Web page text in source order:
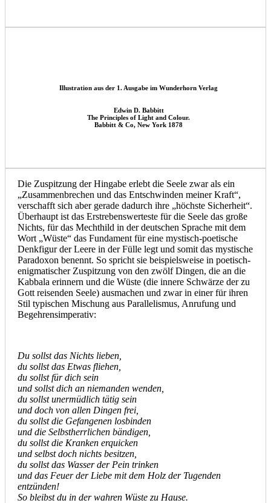
Illustration aus der 1. Ausgabe im Wunderhorn Verlag
Edwin D. Babbitt
The Principles of Light and Colour.
Babbitt & Co, New York 1878
Die Zuspitzung der Hingabe erlebt die Seele zwar als ein
„Zusammenbrechen und das Entschwinden meiner Kraft“,
verschafft sich aber gerade dadurch ihre „höchste Sicherheit“.
Überhaupt ist das Erstrebenswerteste für die Seele das große
Nichts, für das Mechthild in der deutschen Sprache mit dem
Wort „Wüste“ das Fundament für eine mystisch-poetische
Denkfigur der Leere in der Fülle legt und somit das mystische
Paradoxon benennt. So spricht sie beispielsweise in poetisch-
enigmatischer Zuspitzung von den zwölf Dingen, die an die
Kabbala erinnern und die Wüste (die innere Schwärze der zu
Gott reisenden Seele) ausmachen und zwar in einer für ihren
Stil typischen Mischung aus Parallelismus, Anrufung und
Begehrensimperativ:
Du sollst das Nichts lieben,
du sollst das Etwas fliehen,
du sollst für dich sein
und sollst dich an niemanden wenden,
du sollst unermüdlich tätig sein
und doch von allen Dingen frei,
du sollst die Gefangenen losbinden
und die Selbstherrlichen bändigen,
du sollst die Kranken erquicken
und selbst doch nichts besitzen,
du sollst das Wasser der Pein trinken
und das Feuer der Liebe mit dem Holz der Tugenden
entzünden!
So bleibst du in der wahren Wüste zu Hause.